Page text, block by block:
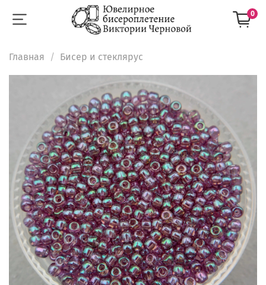
0
Главная Бисер и стеклярус